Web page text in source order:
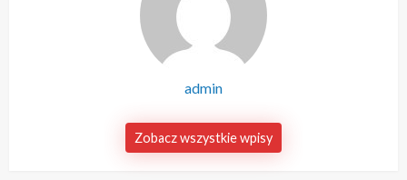
admin
Zobacz wszystkie wpisy